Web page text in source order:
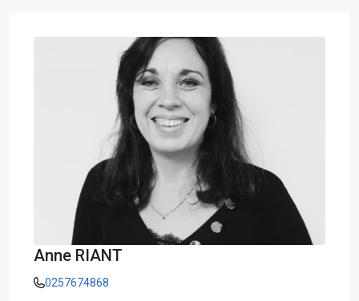
Anne RIANT
0257674868